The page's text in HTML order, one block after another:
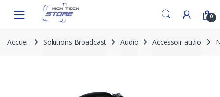
navigation
content
0
Accueil Solutions Broadcast Audio Accessoir audio